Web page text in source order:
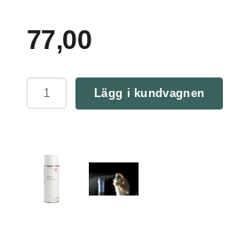
77,00
Lägg i kundvagnen